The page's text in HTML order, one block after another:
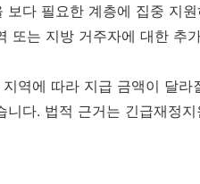
보다 필요한 계층에 집중 지
또는 지방 거주자에 대한 추
역에 따라 지급 금액이 달
니다. 법적 근거는 긴급재정